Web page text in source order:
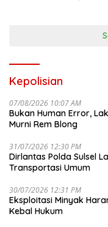
Kepolisian
07/08/2026 10:07 AM
Bukan Human Error,
Murni Rem Blong
31/07/2026 12:30 PM
Dirlantas Polda Sulsel
Transportasi Umum
30/07/2026 12:31 PM
Eksploitasi Minyak
Kebal Hukum